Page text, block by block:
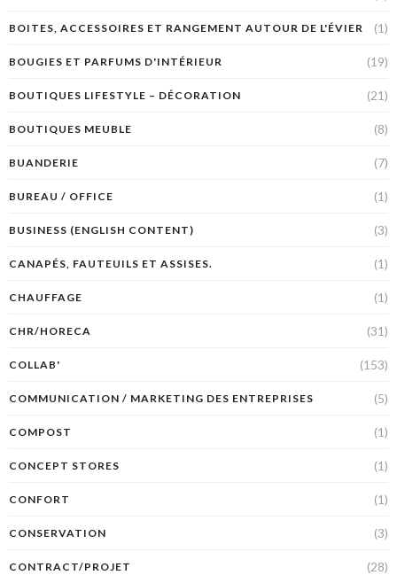
BOITES, ACCESSOIRES ET RANGEMENT AUTOUR DE L'ÉVIER (1)
BOUGIES ET PARFUMS D'INTÉRIEUR (19)
BOUTIQUES LIFESTYLE – DÉCORATION (21)
BOUTIQUES MEUBLE (8)
BUANDERIE (7)
BUREAU / OFFICE (1)
BUSINESS (ENGLISH CONTENT) (3)
CANAPÉS, FAUTEUILS ET ASSISES. (1)
CHAUFFAGE (1)
CHR/HORECA (31)
COLLAB' (153)
COMMUNICATION / MARKETING DES ENTREPRISES (5)
COMPOST (1)
CONCEPT STORES (1)
CONFORT (1)
CONSERVATION (3)
CONTRACT/PROJET (28)